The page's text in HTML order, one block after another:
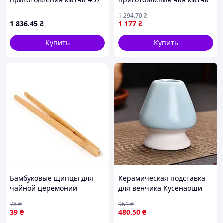
Страна регистрации
бренда
Украина
Страна-производитель
Китай
1 836.45 ₴
Купить
piho}
1 177 ₴
1 294.70₴
Купить
Бамбуковые щипцы для
чайной церемонии
захвата чайных
принадлежностей
39 ₴
78₴
Керамическая подставка
для венчика Кусенаоши
подходит для матчей и
кухни
480.50 ₴
961₴